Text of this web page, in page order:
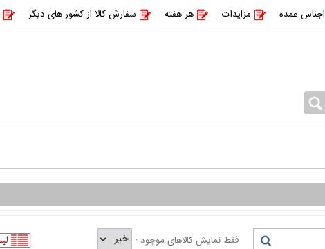
اجناس عمده مزایدات هر هفته سفارش کالا از کشور های دیگر
فقط نمایش کالاهای موجود :